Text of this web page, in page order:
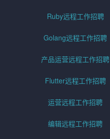
Ruby远程工作招聘
Golang远程工作招聘
产品运营远程工作招聘
Flutter远程工作招聘
运营远程工作招聘
编辑远程工作招聘